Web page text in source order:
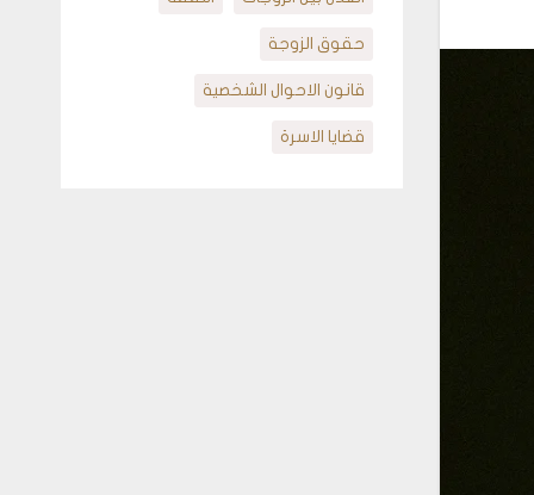
حقوق الزوجة
قانون الاحوال الشخصية
قضايا الاسرة